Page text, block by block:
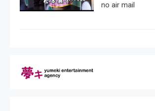
no air mail